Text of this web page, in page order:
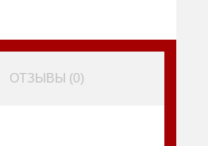
ОТЗЫВЫ (0)